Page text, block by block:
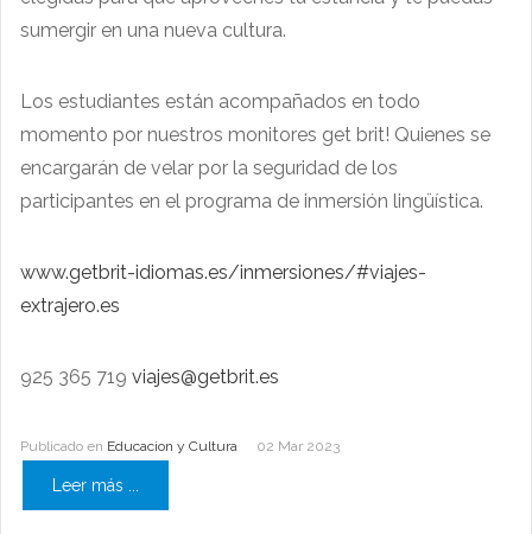
sumergir en una nueva cultura.
Los estudiantes están acompañados en todo
momento por nuestros monitores get brit! Quienes se
encargarán de velar por la seguridad de los
participantes en el programa de inmersión lingüística.
www.getbrit-idiomas.es/inmersiones/#viajes-
extrajero.es
925 365 719 viajes@getbrit.es
Publicado en Educacion y Cultura 02 Mar 2023
Leer más ...